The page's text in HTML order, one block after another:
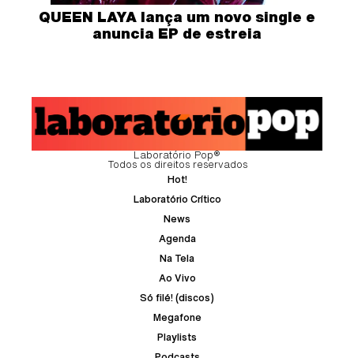
QUEEN LAYA lança um novo single e
anuncia EP de estreia
Laboratório Pop®
Todos os direitos reservados
Hot!
Laboratório Crítico
News
Agenda
Na Tela
Ao Vivo
Só filé! (discos)
Megafone
Playlists